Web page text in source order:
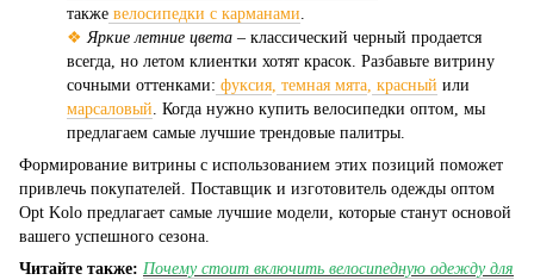
также велосипедки с карманами
❖ Яркие летние цвета – классический черный продается
всегда, но летом клиентки хотят красок. Разбавьте витрину
сочными оттенками: фуксия темная мята красный или
марсаловый . Когда нужно купить велосипедки оптом, мы
предлагаем самые лучшие трендовые палитры.
Формирование витрины с использованием этих позиций поможет
привлечь покупателей. Поставщик и изготовитель одежды оптом
Opt Kolo предлагает самые лучшие модели, которые станут основой
вашего успешного сезона.
Читайте также: Почему стоит включить велосипедную одежду для